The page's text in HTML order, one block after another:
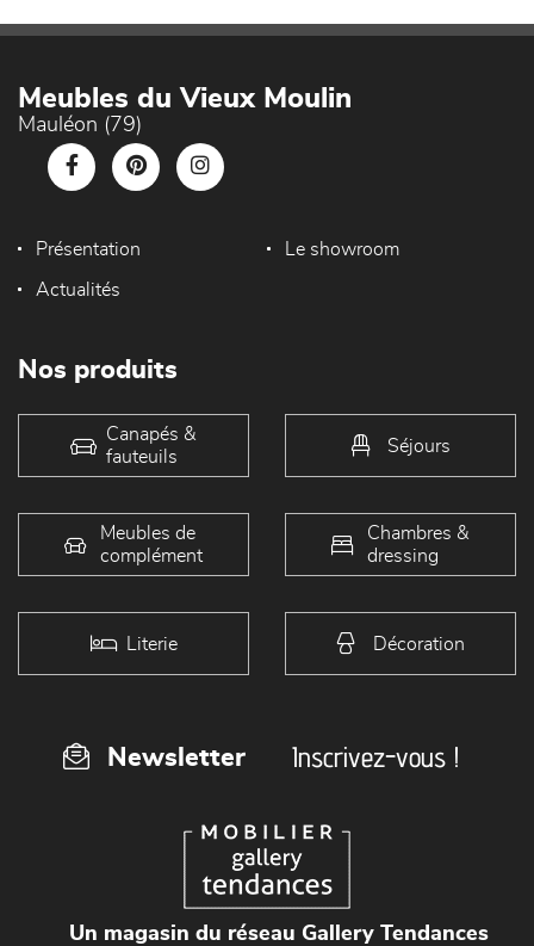
Meubles du Vieux Moulin
Mauléon (79)
Présentation Le showroom
Actualités
Nos produits
Canapés &
fauteuils
Séjours
Meubles de
complément
Chambres &
dressing
Literie Décoration
Newsletter Inscrivez-vous !
Un magasin du réseau Gallery Tendances